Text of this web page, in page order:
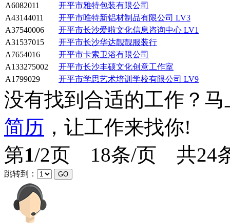
A6082011
开平市雅特包装有限公司
A43144011
开平市唯特新铝材制品有限公司 LV3
A37540006
开平市长沙爱啦文化信息咨询中心 LV1
A31537015
开平市长沙华达靓靓服装行
A7654016
开平市卡索卫浴有限公司
A133275002
开平市长沙丰硕文化创意工作室
A1799029
开平市学思艺术培训学校有限公司 LV9
没有找到合适的工作？
简历 ，让工作来找你!
第1/2页 18条/页 共24
跳转到：